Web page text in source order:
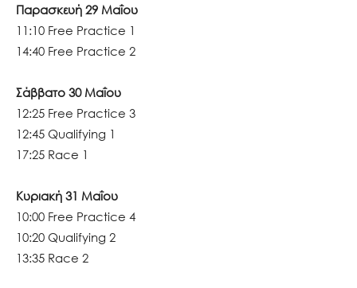
Παρασκευή 29 Μαΐου
11:10 Free Practice 1
14:40 Free Practice 2
Σάββατο 30 Μαΐου
12:25 Free Practice 3
12:45 Qualifying 1
17:25 Race 1
Κυριακή 31 Μαΐου
10:00 Free Practice 4
10:20 Qualifying 2
13:35 Race 2